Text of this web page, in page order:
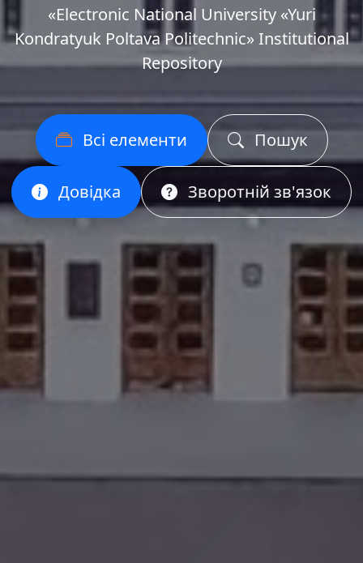
«Еlectronic National University «Yuri
Kondratyuk Poltava Politechnic» Institutional
Repository
Всі елементи Пошук
Довідка Зворотній зв'язок